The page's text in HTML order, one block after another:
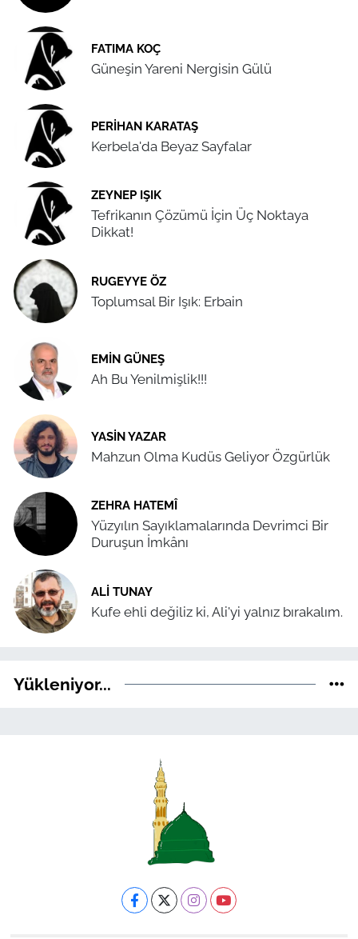
FATIMA KOÇ
Güneşin Yareni Nergisin Gülü
PERIHAN KARATAŞ
Kerbela'da Beyaz Sayfalar
ZEYNEP IŞIK
Tefrikanın Çözümü İçin Üç Noktaya
Dikkat!
RUGEYYE ÖZ
Toplumsal Bir Işık: Erbain
EMIN GÜNEŞ
Ah Bu Yenilmişlik!!!
YASIN YAZAR
Mahzun Olma Kudüs Geliyor Özgürlük
ZEHRA HATEMÎ
Yüzyılın Sayıklamalarında Devrimci Bir
Duruşun İmkânı
ALI TUNAY
Kufe ehli değiliz ki, Ali'yi yalnız bırakalım.
Yükleniyor...